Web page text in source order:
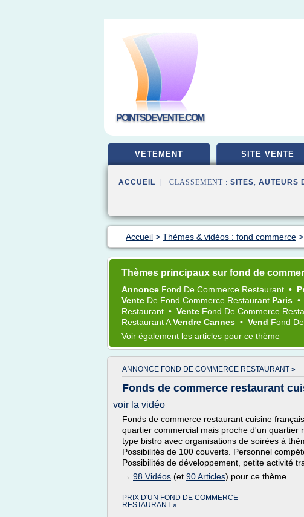
POINTSDEVENTE.COM
VETEMENT SITE VENTE
ACCUEIL | CLASSEMENT : SITES, AUTEURS
Accueil > Thèmes & vidéos : fond commerce >
Thèmes principaux sur fond de
Annonce Fond De Commerce Restaurant •
Vente De Fond Commerce Restaurant Paris •
Restaurant • Vente Fond De Commerce
RestaurantAVendre Cannes • Vend Fond De
Voir également les articles pour ce thème
ANNONCE FOND DE COMMERCE RESTAURANT »
Fonds de commerce restaurant
voir la vidéo
Fonds de commerce restaurant cuisine
quartier commercial mais proche d'un quartier
type bistro avec organisations de soirées à
Possibilités de 100 couverts. Personnel
Possibilités de développement, petite activité
→ 98 Vidéos (et 90 Articles) pour ce thème
PRIX D'UN FOND DE COMMERCE
RESTAURANT »